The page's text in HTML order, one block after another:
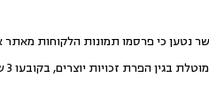
כי פרסמו תמונות הלקוחות מאתר